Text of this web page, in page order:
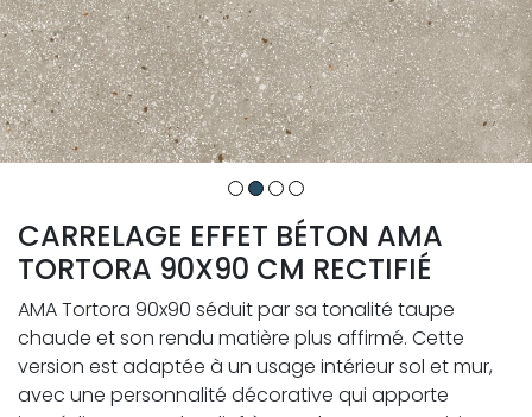
CARRELAGE EFFET BÉTON AMA
TORTORA 90X90 CM RECTIFIÉ
AMA Tortora 90x90 séduit par sa tonalité taupe
chaude et son rendu matière plus affirmé. Cette
version est adaptée à un usage intérieur sol et mur,
avec une personnalité décorative qui apporte